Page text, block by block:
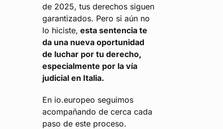
de 2025, tus derechos siguen
garantizados. Pero si aún no
lo hiciste, esta sentencia te
da una nueva oportunidad
de luchar por tu derecho,
especialmente por la vía
judicial en Italia.
En io.europeo seguimos
acompañando de cerca cada
paso de este proceso.